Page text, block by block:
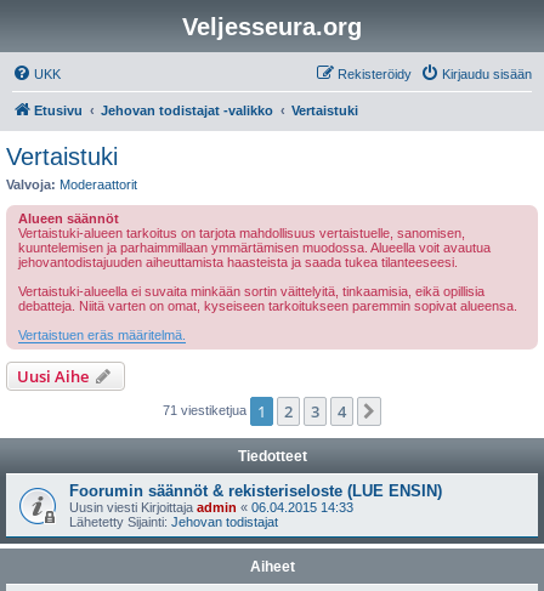
Veljesseura.org
UKK Kirjaudu sisään
Rekisteröidy
Etusivu Jehovan todistajat -valikko Vertaistuki
Vertaistuki
Valvoja: Moderaattorit
Alueen säännöt
Vertaistuki-alueen tarkoitus on tarjota mahdollisuus vertaistuelle, sanomisen,
kuuntelemisen ja parhaimmillaan ymmärtämisen muodossa. Alueella voit avautua
jehovantodistajuuden aiheuttamista haasteista ja saada tukea tilanteeseesi.
Vertaistuki-alueella ei suvaita minkään sortin väittelyitä, tinkaamisia, eikä opillisia
debatteja. Niitä varten on omat, kyseiseen tarkoitukseen paremmin sopivat alueensa.
Vertaistuen eräs määritelmä.
Uusi Aihe
71 viestiketjua 1 2 3 4
Tiedotteet
Foorumin säännöt & rekisteriseloste (LUE ENSIN)
Uusin viesti Kirjoittaja admin « 06.04.2015 14:33
Lähetetty Sijainti: Jehovan todistajat
Aiheet